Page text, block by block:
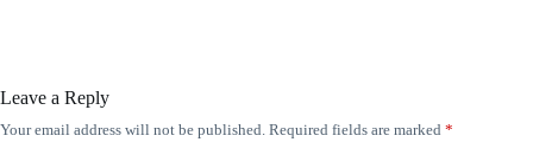
Leave a Reply
Your email address will not be published. Required fields are marked *